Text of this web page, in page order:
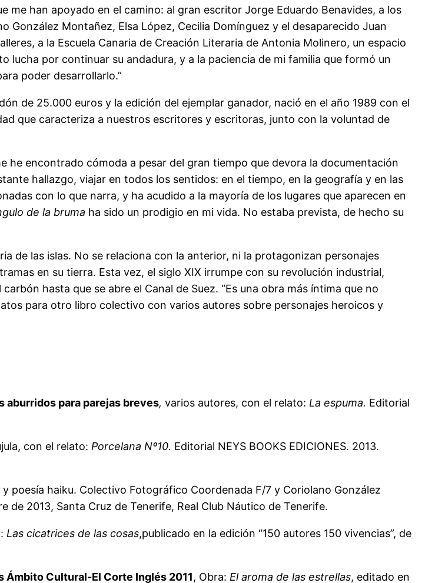
me han apoyado en el camino: al gran escritor Jorge Eduardo Benavides, a los
Montañez, Elsa López, Cecilia Domínguez y el desaparecido Juan
a la Escuela Canaria de Creación Literaria de Antonia Molinero, un espacio
lucha por continuar su andadura, y a la paciencia de mi familia que formó un
poder desarrollarlo.”
de 25.000 euros y la edición del ejemplar ganador, nació en el año 1989 con el
que caracteriza a nuestros escritores y escritoras, junto con la voluntad de
he encontrado cómoda a pesar del gran tiempo que devora la documentación
hallazgo, viajar en todos los sentidos: en el tiempo, en la geografía y en las
con lo que narra, y ha acudido a la mayoría de los lugares que aparecen en
de la bruma ha sido un prodigio en mi vida. No estaba prevista, de hecho su
de las islas. No se relaciona con la anterior, ni la protagonizan personajes
en su tierra. Esta vez, el siglo XIX irrumpe con su revolución industrial,
hasta que se abre el Canal de Suez. “Es una obra más íntima que no
para otro libro colectivo con varios autores sobre personajes heroicos y
aburridos para parejas breves, varios autores, con el relato: La espuma. Editorial
con el relato: Porcelana Nº10. Editorial NEYS BOOKS EDICIONES. 2013.
poesía haiku. Colectivo Fotográfico Coordenada F/7 y Coriolano González
2013, Santa Cruz de Tenerife, Real Club Náutico de Tenerife.
Las cicatrices de las cosas,publicado en la edición “150 autores 150 vivencias”, de
Cultural-El Corte Inglés 2011, Obra: El aroma de las estrellas, editado en